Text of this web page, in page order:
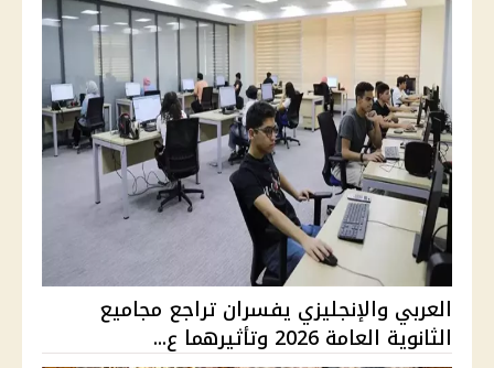
العربي والإنجليزي يفسران تراجع مجاميع
الثانوية العامة 2026 وتأثيرهما ع...